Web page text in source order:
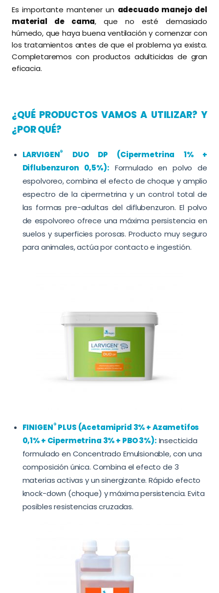
Es importante mantener un adecuado manejo del
material de cama, que no esté demasiado
húmedo, que haya buena ventilación y comenzar con
los tratamientos antes de que el problema ya exista.
Completaremos con productos adulticidas de gran
eficacia.
¿QUÉ PRODUCTOS VAMOS A UTILIZAR? Y
¿POR QUÉ?
LARVIGEN®
DUO DP (Cipermetrina 1% +
Diflubenzuron 0,5%): Formulado en polvo de
espolvoreo, combina el efecto de choque y amplio
espectro de la cipermetrina y un control total de
las formas pre-adultas del diflubenzuron. El polvo
de espolvoreo ofrece una máxima persistencia en
suelos y superficies porosas. Producto muy seguro
para animales, actúa por contacto e ingestión.
FINIGEN® PLUS (Acetamiprid 3% + Azametifos
0,1% + Cipermetrina 3% + PBO 3%): Insecticida
formulado en Concentrado Emulsionable, con una
composición única. Combina el efecto de 3
materias activas y un sinergizante. Rápido efecto
knock-down (choque) y máxima persistencia. Evita
posibles resistencias cruzadas.